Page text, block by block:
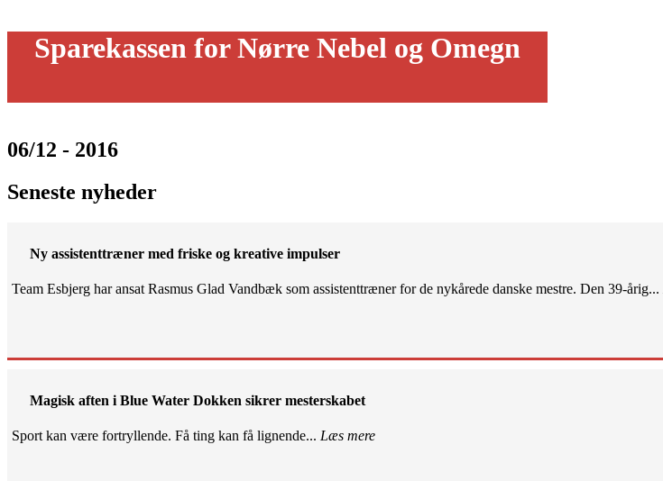
Sparekassen for Nørre Nebel og Omegn
06/12 - 2016
Seneste nyheder
Ny assistenttræner med friske og kreative impulser
Team Esbjerg har ansat Rasmus Glad Vandbæk som assistenttræner for de nykårede danske mestre. Den 39-årig...
Magisk aften i Blue Water Dokken sikrer mesterskabet
Sport kan være fortryllende. Få ting kan få lignende... Læs mere